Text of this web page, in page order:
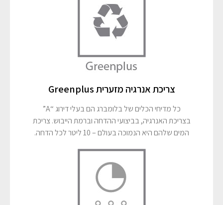
צריכת אנרגיה מזערית Greenplus
כל מדיחי הכלים של בלומברג הם בעלי דירוג “A”
בצריכת האנרגיה, בביצועי ההדחה וברמת הייבוש. צריכת
המים שלהם היא הנמוכה בעולם – 10 ליטר לכל הדחה.